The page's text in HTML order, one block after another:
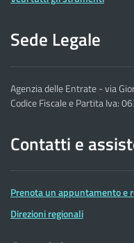
Sede Legale
Agenzia delle Entrate - via
Codice Fiscale e Partita Iva:
Contatti e
Prenota un appuntamento e
Direzioni regionali